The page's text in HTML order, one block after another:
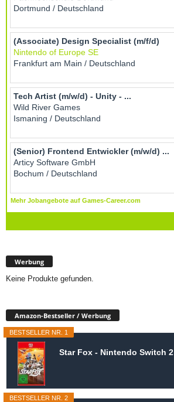
Werbung
Keine Produkte gefunden.
Amazon-Bestseller / Werbung
BESTSELLER NR. 1
Star Fox - Nintendo Switch 2
BESTSELLER NR. 2